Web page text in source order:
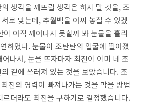
생각을 깨뜨릴 생각은 하지 말 것을, 조
로 맞는데, 추월백을 어찌 놓칠 수 있겠
이 아직 깨어나지 못할까 봐 눈물을 흘리
하였다. 눈물이 조탄탄의 얼굴에 떨어졌
나서, 눈을 뜨자마자 최진이 이미 네 조
곁에 쓰러져 있는 것을 보았습니다. 조
진의 영력이 빠져나가는 것을 막을 방법
르더라도 최진을 구하기로 결정했습니다.